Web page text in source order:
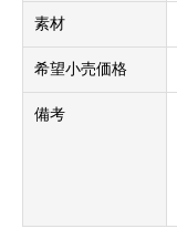
素材
希望小売価格
備考